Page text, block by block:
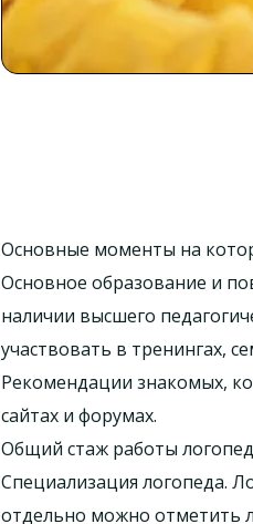
Основные моменты на
Основное образование и
наличии высшего
участвовать в тренингах,
Рекомендации знакомых,
сайтах и форумах.
Общий стаж работы
Специализация логопеда.
отдельно можно отметить